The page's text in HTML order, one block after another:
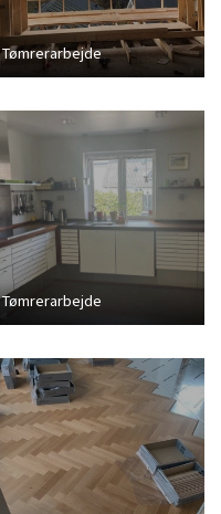
Tømrerarbejde
Tømrerarbejde